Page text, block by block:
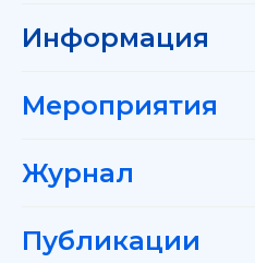
Информация
Мероприятия
Журнал
Публикации